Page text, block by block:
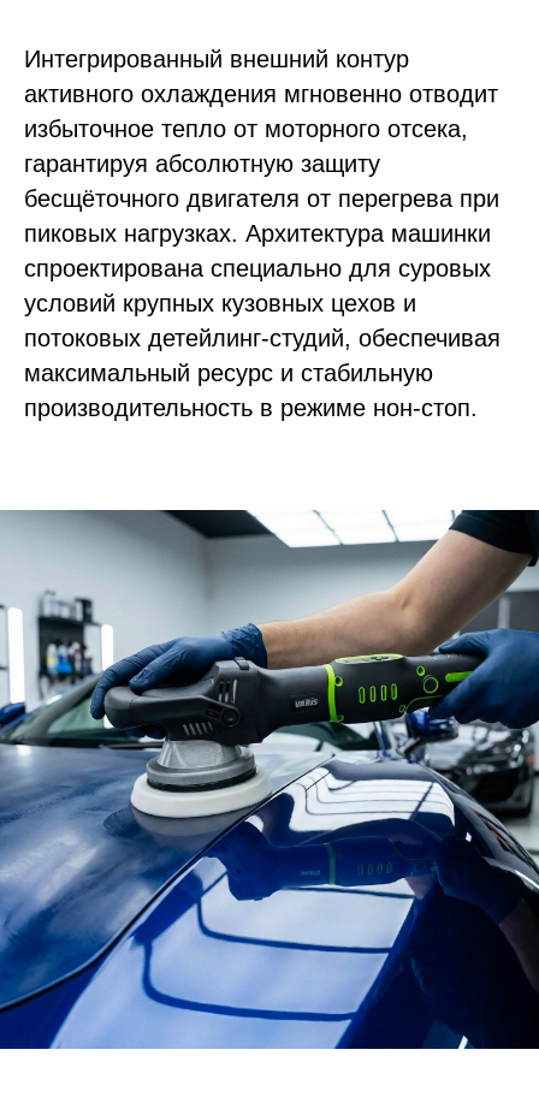
Интегрированный внешний контур
активного охлаждения мгновенно отводит
избыточное тепло от моторного отсека,
гарантируя абсолютную защиту
бесщёточного двигателя от перегрева при
пиковых нагрузках. Архитектура машинки
спроектирована специально для суровых
условий крупных кузовных цехов и
потоковых детейлинг-студий, обеспечивая
максимальный ресурс и стабильную
производительность в режиме нон-стоп.